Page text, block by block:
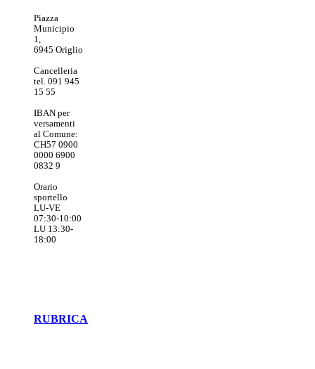
Piazza
Municipio
1,
6945 Origlio
Cancelleria
tel. 091 945
15 55
IBAN per
versamenti
al Comune:
CH57 0900
0000 6900
0832 9
Orario
sportello
LU-VE
07:30-10:00
LU 13:30-
18:00
RUBRICA